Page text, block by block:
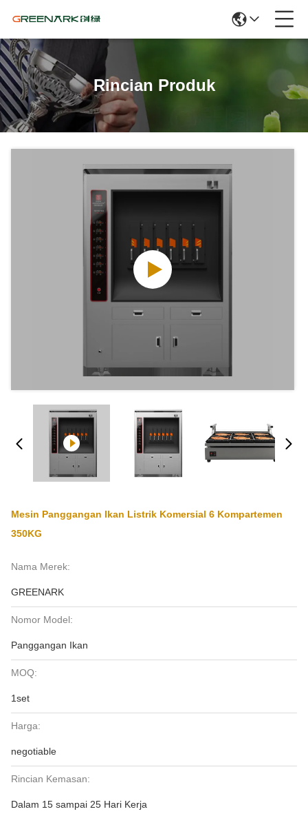
Rincian Produk
Mesin Panggangan Ikan Listrik Komersial 6 Kompartemen
350KG
Nama Merek:
GREENARK
Nomor Model:
Panggangan Ikan
MOQ:
1set
Harga:
negotiable
Rincian Kemasan:
Dalam 15 sampai 25 Hari Kerja